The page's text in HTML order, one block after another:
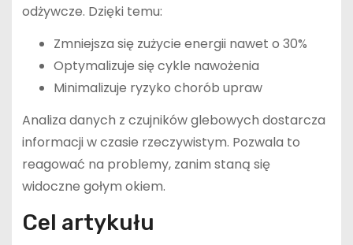
odżywcze. Dzięki temu:
Zmniejsza się zużycie energii nawet o 30%
Optymalizuje się cykle nawożenia
Minimalizuje ryzyko chorób upraw
Analiza danych z czujników glebowych dostarcza
informacji w czasie rzeczywistym. Pozwala to
reagować na problemy, zanim staną się
widoczne gołym okiem.
Cel artykułu